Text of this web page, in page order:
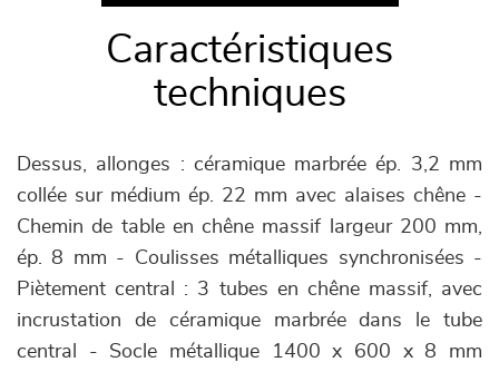
Caractéristiques
techniques
Dessus, allonges : céramique marbrée ép. 3,2 mm
collée sur médium ép. 22 mm avec alaises chêne -
Chemin de table en chêne massif largeur 200 mm,
ép. 8 mm - Coulisses métalliques synchronisées -
Piètement central : 3 tubes en chêne massif, avec
incrustation de céramique marbrée dans le tube
central - Socle métallique 1400 x 600 x 8 mm